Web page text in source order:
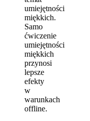
umiejętności
miękkich.
Samo
ćwiczenie
umiejętności
miękkich
przynosi
lepsze
efekty
w
warunkach
offline.